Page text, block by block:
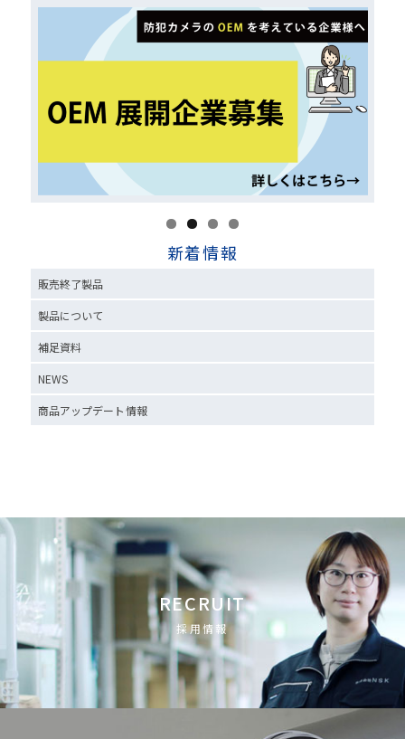
新着情報
販売終了製品
製品について
補足資料
NEWS
商品アップデート情報
RECRUIT
採用情報